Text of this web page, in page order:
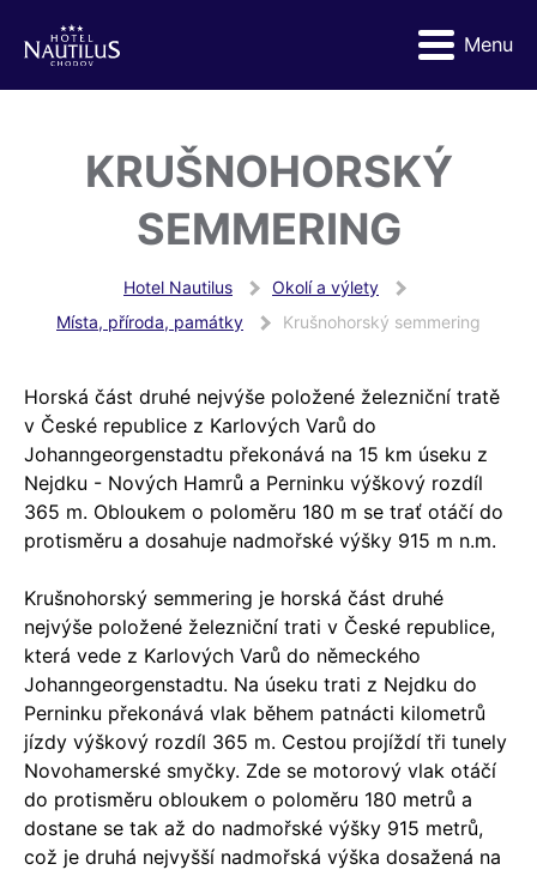
Menu
KRUŠNOHORSKÝ
SEMMERING
Hotel Nautilus
Okolí a výlety
Místa, příroda, památky
Krušnohorský semmering
Horská část druhé nejvýše položené železniční tratě
v České republice z Karlových Varů do
Johanngeorgenstadtu překonává na 15 km úseku z
Nejdku - Nových Hamrů a Perninku výškový rozdíl
365 m. Obloukem o poloměru 180 m se trať otáčí do
protisměru a dosahuje nadmořské výšky 915 m n.m.
Krušnohorský semmering je horská část druhé
nejvýše položené železniční trati v České republice,
která vede z Karlových Varů do německého
Johanngeorgenstadtu. Na úseku trati z Nejdku do
Perninku překonává vlak během patnácti kilometrů
jízdy výškový rozdíl 365 m. Cestou projíždí tři tunely
Novohamerské smyčky. Zde se motorový vlak otáčí
do protisměru obloukem o poloměru 180 metrů a
dostane se tak až do nadmořské výšky 915 metrů,
což je druhá nejvyšší nadmořská výška dosažená na